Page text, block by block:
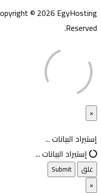
Reserved.
×
غلق
إستيراد البيانات ...
إستيراد البيانات ...
غلق
Submit
×